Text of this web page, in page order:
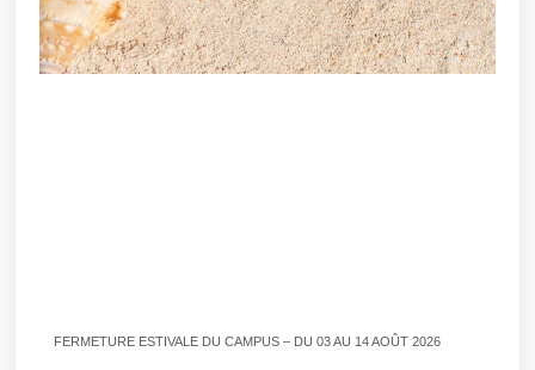
FERMETURE ESTIVALE DU CAMPUS – DU 03 AU 14 AOÛT 2026